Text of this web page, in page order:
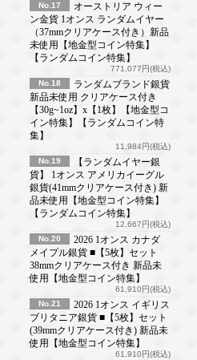
No.17
オーストリア ウィー
ン金貨 1オンス ランダムイヤー
（37mmクリアケース付き）新品
未使用【地金型コイン特集】
【ランダムコイン特集】
771,077円(税込)
No.18
ランダムブランド銀貨
新品未使用 クリアケース付き
【30g~1oz】x【1枚】【地金型コ
イン特集】【ランダムコイン特
集】
11,984円(税込)
No.19
【ランダムイヤー銀
貨】 1オンス アメリカイーグル
銀貨(41mmクリアケース付き) 新
品未使用【地金型コイン特集】
【ランダムコイン特集】
12,667円(税込)
No.20
2026 1オンス カナダ
メイプル銀貨 ■【5枚】セット
38mmクリアケース付き 新品未
使用【地金型コイン特集】
61,910円(税込)
No.21
2026 1オンス イギリス
ブリタニア銀貨 ■【5枚】セット
(39mmクリアケース付き) 新品未
使用【地金型コイン特集】
61,910円(税込)